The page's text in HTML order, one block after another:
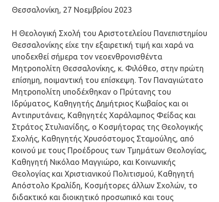
Θεσσαλονίκη, 27 Νοεμβρίου 2023
Η Θεολογική Σχολή του Αριστοτελείου Πανεπιστημίου
Θεσσαλονίκης είχε την εξαιρετική τιμή και χαρά να
υποδεχθεί σήμερα τον νεοενθρονισθέντα
Μητροπολίτη Θεσσαλονίκης, κ. Φιλόθεο, στην πρώτη
επίσημη, ποιμαντική του επίσκεψη. Τον Παναγιώτατο
Μητροπολίτη υποδέχθηκαν ο Πρύτανης του
Ιδρύματος, Καθηγητής Δημήτριος Κωβαίος και οι
Αντιπρυτάνεις, Καθηγητές Χαράλαμπος Φείδας και
Στράτος Στυλιανίδης, ο Κοσμήτορας της Θεολογικής
Σχολής, Καθηγητής Χρυσόστομος Σταμούλης, από
κοινού με τους Προέδρους των Τμημάτων Θεολογίας,
Καθηγητή Νικόλαο Μαγγιώρο, και Κοινωνικής
Θεολογίας και Χριστιανικού Πολιτισμού, Καθηγητή
Απόστολο Κραλίδη, Κοσμήτορες άλλων Σχολών, το
διδακτικό και διοικητικό προσωπικό και τους